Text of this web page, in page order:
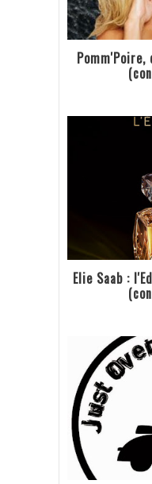
Elie Saab :